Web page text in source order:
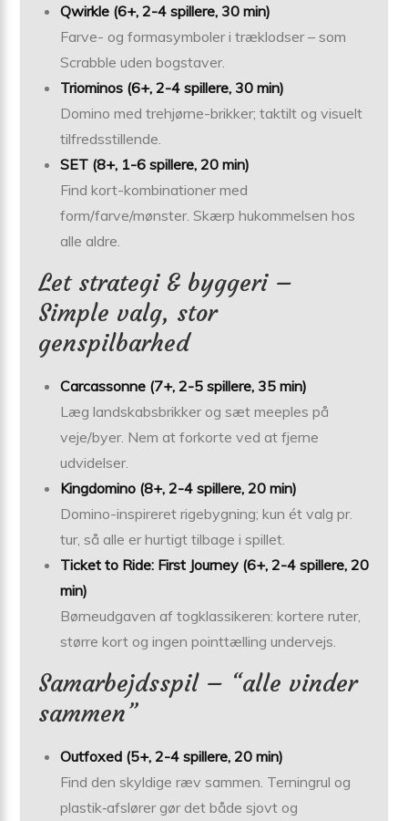
Qwirkle (6+, 2-4 spillere, 30 min)
Farve- og formasymboler i træklodser – som
Scrabble uden bogstaver.
Triominos (6+, 2-4 spillere, 30 min)
Domino med trehjørne-brikker; taktilt og visuelt
tilfredsstillende.
SET (8+, 1-6 spillere, 20 min)
Find kort-kombinationer med
form/farve/mønster. Skærp hukommelsen hos
alle aldre.
Let strategi & byggeri –
Simple valg, stor
genspilbarhed
Carcassonne (7+, 2-5 spillere, 35 min)
Læg landskabsbrikker og sæt meeples på
veje/byer. Nem at forkorte ved at fjerne
udvidelser.
Kingdomino (8+, 2-4 spillere, 20 min)
Domino-inspireret rigebygning; kun ét valg pr.
tur, så alle er hurtigt tilbage i spillet.
Ticket to Ride: First Journey (6+, 2-4 spillere, 20
min)
Børneudgaven af togklassikeren: kortere ruter,
større kort og ingen pointtælling undervejs.
Samarbejdsspil – “alle vinder
sammen”
Outfoxed (5+, 2-4 spillere, 20 min)
Find den skyldige ræv sammen. Terningrul og
plastik‐afslører gør det både sjovt og